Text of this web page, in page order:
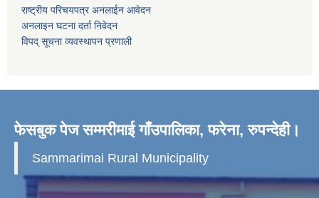
राष्ट्रीय परिचयपत्र अनलाईन आवेदन
अनलाइन घटना दर्ता निवेदन
विपद् सूचना व्यवस्थापन प्रणाली
फेसबुक पेज सम्मरीमाई गाँउपालिका, फरेना, रुपन्देही।
Sammarimai Rural Municipality